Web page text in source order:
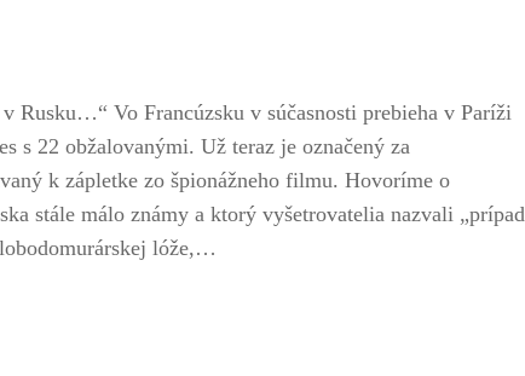
Rusku…“ Vo Francúzsku v súčasnosti prebieha v Paríži
s 22 obžalovanými. Už teraz je označený za
k zápletke zo špionážneho filmu. Hovoríme o
stále málo známy a ktorý vyšetrovatelia nazvali „prípad
lóže,…